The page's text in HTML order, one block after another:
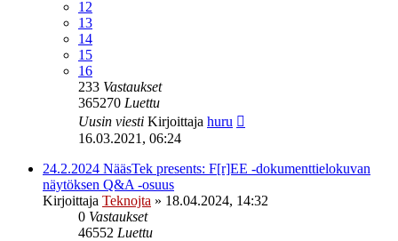
12
13
14
15
16
233 Vastaukset
365270 Luettu
Uusin viesti Kirjoittaja huru
16.03.2021, 06:24
24.2.2024 NääsTek presents: F[r]EE -dokumenttielokuvan
näytöksen Q&A -osuus
Kirjoittaja Teknojta » 18.04.2024, 14:32
0 Vastaukset
46552 Luettu